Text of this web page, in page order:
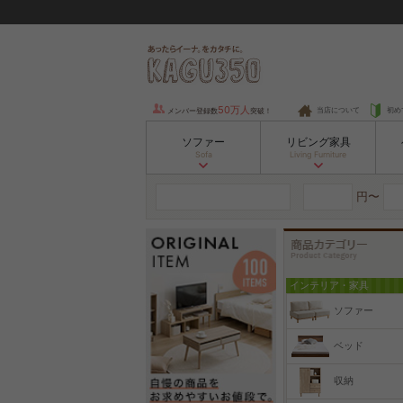
メンバー登録数 50万人 突破！ 当店について 初
ソファー
Sofa
リビング家具
Living Furniture
円〜
インテリア・家具
ソファー
ベッド
収納